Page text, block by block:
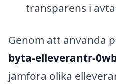
transparens i
Genom att använda
byta-elleverantr-
jämföra olika